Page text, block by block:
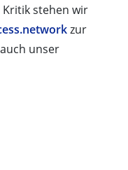
stehen wir
zur
unser